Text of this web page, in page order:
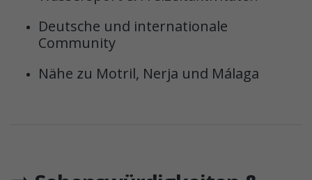
Deutsche und internationale
Community
Nähe zu Motril, Nerja und Málaga